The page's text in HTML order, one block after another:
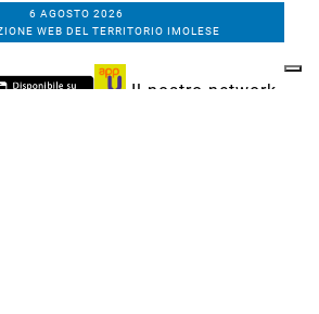
6 AGOSTO 2026
WEB DEL TERRITORIO IMOLESE
Il nostro network